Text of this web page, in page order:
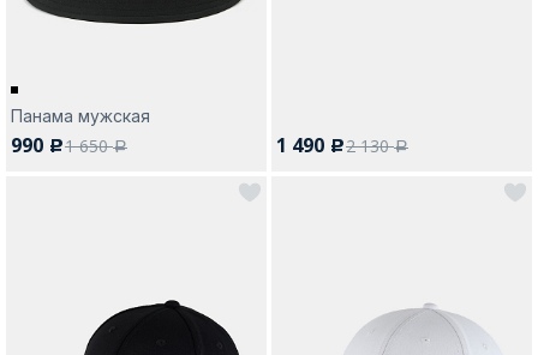
О компании
Панама мужская
990 c1 650a 1 490 c2 130a